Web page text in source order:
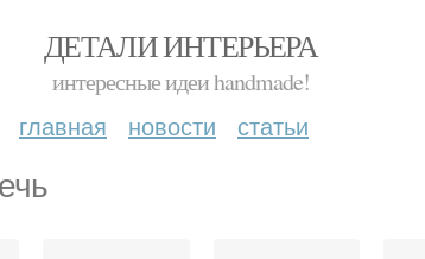
ДЕТАЛИ ИНТЕРЬЕРА
интересные идеи handmade!
главная новости статьи